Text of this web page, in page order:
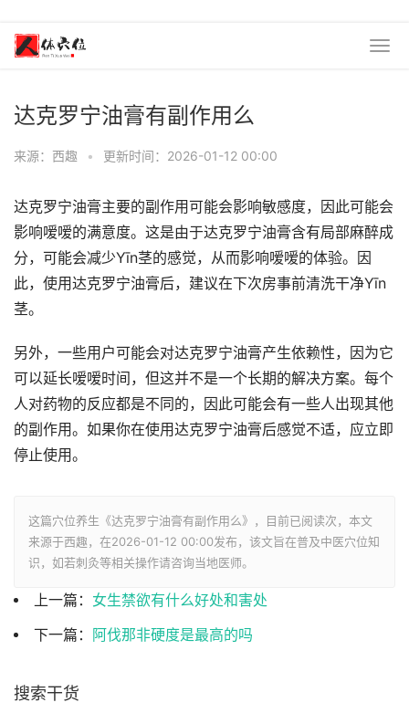
达克罗宁油膏有副作用么
来源：西趣 • 更新时间：2026-01-12 00:00
达克罗宁油膏主要的副作用可能会影响敏感度，因此可能会
影响嗳嗳的满意度。这是由于达克罗宁油膏含有局部麻醉成
分，可能会减少Yīn茎的感觉，从而影响嗳嗳的体验。因
此，使用达克罗宁油膏后，建议在下次房事前清洗干净Yīn
茎。
另外，一些用户可能会对达克罗宁油膏产生依赖性，因为它
可以延长嗳嗳时间，但这并不是一个长期的解决方案。每个
人对药物的反应都是不同的，因此可能会有一些人出现其他
的副作用。如果你在使用达克罗宁油膏后感觉不适，应立即
停止使用。
这篇穴位养生《达克罗宁油膏有副作用么》，目前已阅读次，本文
来源于西趣，在2026-01-12 00:00发布，该文旨在普及中医穴位知
识，如若刺灸等相关操作请咨询当地医师。
上一篇： 女生禁欲有什么好处和害处
下一篇：
阿伐那非硬度是最高的吗
搜索干货